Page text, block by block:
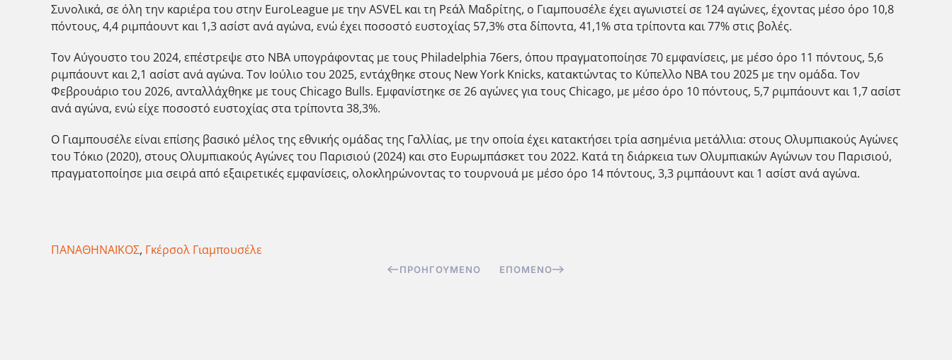
Συνολικά, σε όλη την καριέρα του στην EuroLeague με την ASVEL και τη Ρεάλ Μαδρίτης, ο Γιαμπουσέλε έχει αγωνιστεί σε 124 αγώνες, έχοντας μέσο όρο 10,8
πόντους, 4,4 ριμπάουντ και 1,3 ασίστ ανά αγώνα, ενώ έχει ποσοστό ευστοχίας 57,3% στα δίποντα, 41,1% στα τρίποντα και 77% στις βολές.
Τον Αύγουστο του 2024, επέστρεψε στο NBA υπογράφοντας με τους Philadelphia 76ers, όπου πραγματοποίησε 70 εμφανίσεις, με μέσο όρο 11 πόντους, 5,6
ριμπάουντ και 2,1 ασίστ ανά αγώνα. Τον Ιούλιο του 2025, εντάχθηκε στους New York Knicks, κατακτώντας το Κύπελλο NBA του 2025 με την ομάδα. Τον
Φεβρουάριο του 2026, ανταλλάχθηκε με τους Chicago Bulls. Εμφανίστηκε σε 26 αγώνες για τους Chicago, με μέσο όρο 10 πόντους, 5,7 ριμπάουντ και 1,7 ασίστ
ανά αγώνα, ενώ είχε ποσοστό ευστοχίας στα τρίποντα 38,3%.
Ο Γιαμπουσέλε είναι επίσης βασικό μέλος της εθνικής ομάδας της Γαλλίας, με την οποία έχει κατακτήσει τρία ασημένια μετάλλια: στους Ολυμπιακούς Αγώνες
του Τόκιο (2020), στους Ολυμπιακούς Αγώνες του Παρισιού (2024) και στο Ευρωμπάσκετ του 2022. Κατά τη διάρκεια των Ολυμπιακών Αγώνων του Παρισιού,
πραγματοποίησε μια σειρά από εξαιρετικές εμφανίσεις, ολοκληρώνοντας το τουρνουά με μέσο όρο 14 πόντους, 3,3 ριμπάουντ και 1 ασίστ ανά αγώνα.
ΠΑΝΑΘΗΝΑΪΚΟΣ, Γκέρσολ Γιαμπουσέλε
ΠΡΟΗΓΟΎΜΕΝΟ ΕΠΌΜΕΝΟ